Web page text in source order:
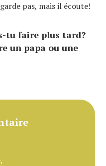
pas, mais il écoute!
tu faire plus tard?
un papa ou une